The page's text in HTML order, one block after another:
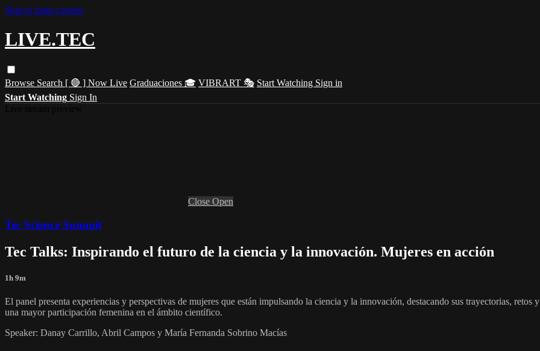
Skip to main content
LIVE.TEC
Browse Search [ 🔴 ] Now Live Graduaciones 🎓 VIBRART 🎭 Start Watching Sign in
Start Watching Sign In
Close Open
Tec Science Summit
Tec Talks: Inspirando el futuro de la ciencia y la innovación. Mujeres en acción
1h 9m
El panel presenta experiencias y perspectivas de mujeres que están impulsando la ciencia y la innovación, destacando sus trayectorias,
una mayor participación femenina en el ámbito científico.
Speaker: Danay Carrillo, Abril Campos y María Fernanda Sobrino Macías